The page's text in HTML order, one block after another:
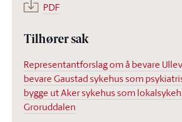
PDF
Tilhører sak
Representantforslag om å bevare
bevare Gaustad sykehus som
bygge ut Aker sykehus som
Groruddalen